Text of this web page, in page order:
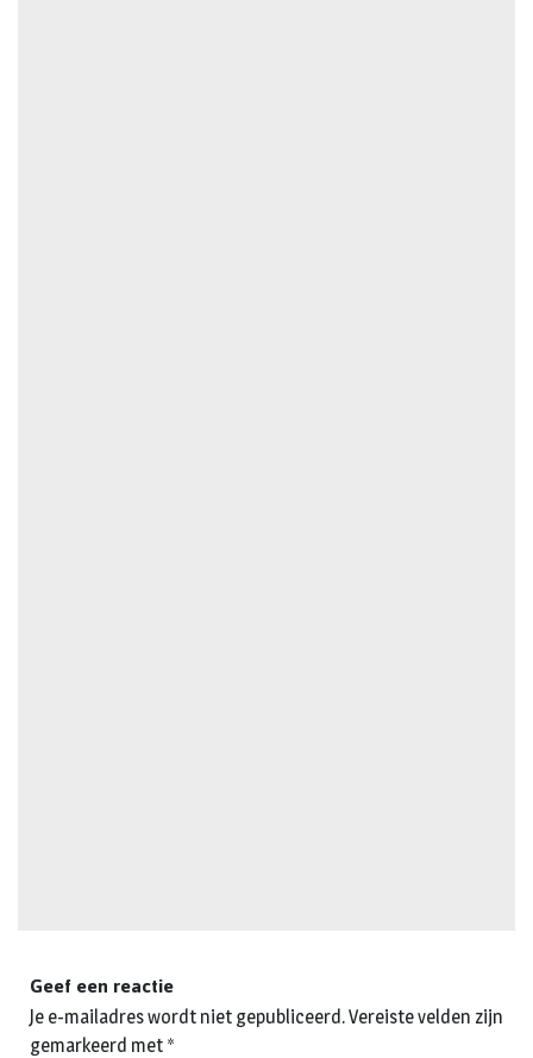
Geef een reactie
Je e-mailadres wordt niet gepubliceerd.Vereiste velden zijn
gemarkeerd met *